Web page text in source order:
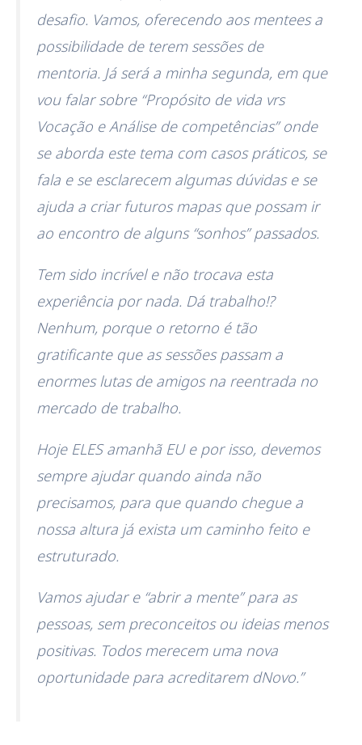
desafio. Vamos, oferecendo aos mentees a
possibilidade de terem sessões de
mentoria. Já será a minha segunda, em que
vou falar sobre “Propósito de vida vrs
Vocação e Análise de competências” onde
se aborda este tema com casos práticos, se
fala e se esclarecem algumas dúvidas e se
ajuda a criar futuros mapas que possam ir
ao encontro de alguns “sonhos” passados.
Tem sido incrível e não trocava esta
experiência por nada. Dá trabalho!?
Nenhum, porque o retorno é tão
gratificante que as sessões passam a
enormes lutas de amigos na reentrada no
mercado de trabalho.
Hoje ELES amanhã EU e por isso, devemos
sempre ajudar quando ainda não
precisamos, para que quando chegue a
nossa altura já exista um caminho feito e
estruturado.
Vamos ajudar e “abrir a mente” para as
pessoas, sem preconceitos ou ideias menos
positivas. Todos merecem uma nova
oportunidade para acreditarem dNovo.”